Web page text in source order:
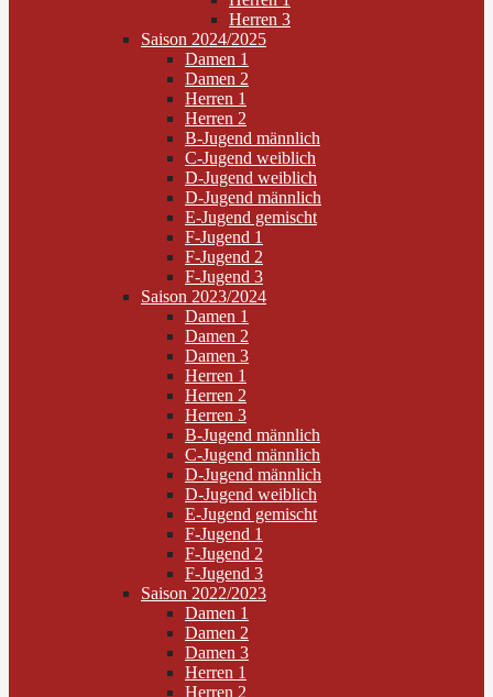
Herren 3
Saison 2024/2025
Damen 1
Damen 2
Herren 1
Herren 2
B-Jugend männlich
C-Jugend weiblich
D-Jugend weiblich
D-Jugend männlich
E-Jugend gemischt
F-Jugend 1
F-Jugend 2
F-Jugend 3
Saison 2023/2024
Damen 1
Damen 2
Damen 3
Herren 1
Herren 2
Herren 3
B-Jugend männlich
C-Jugend männlich
D-Jugend männlich
D-Jugend weiblich
E-Jugend gemischt
F-Jugend 1
F-Jugend 2
F-Jugend 3
Saison 2022/2023
Damen 1
Damen 2
Damen 3
Herren 1
Herren 2